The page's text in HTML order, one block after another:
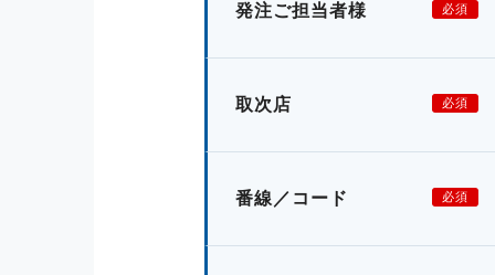
発注ご担当者様 必須
取次店 必須
番線／コード 必須